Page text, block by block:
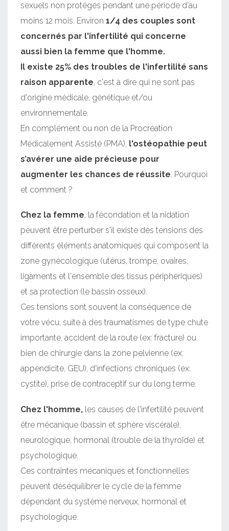
sexuels non protégés pendant une période d'au
moins 12 mois. Environ 1/4 des couples sont
concernés par l'infertilité qui concerne
aussi bien la femme que l'homme.
Il existe 25% des troubles de l'infertilité sans
raison apparente, c'est à dire qui ne sont pas
d'origine médicale, génétique et/ou
environnementale.
En complément ou non de la Procréation
Médicalement Assisté (PMA), l'ostéopathie peut
s’avérer une aide précieuse pour
augmenter les chances de réussite. Pourquoi
et comment ?
Chez la femme, la fécondation et la nidation
peuvent être perturber s'il existe des tensions des
différents éléments anatomiques qui composent la
zone gynécologique (utérus, trompe, ovaires,
ligaments et l'ensemble des tissus périphériques)
et sa protection (le bassin osseux).
Ces tensions sont souvent la conséquence de
votre vécu, suite à des traumatismes de type chute
importante, accident de la route (ex: fracture) ou
bien de chirurgie dans la zone pelvienne (ex:
appendicite, GEU), d'infections chroniques (ex:
cystite), prise de contraceptif sur du long terme.
Chez l'homme, les causes de l'infertilité peuvent
être mécanique (bassin et sphère viscérale),
neurologique, hormonal (trouble de la thyroïde) et
psychologique.
Ces contraintes mécaniques et fonctionnelles
peuvent déséquilibrer le cycle de la femme
dépendant du système nerveux, hormonal et
psychologique.